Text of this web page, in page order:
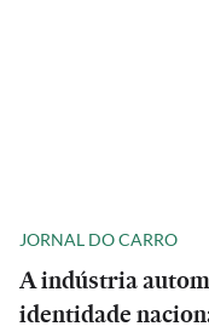
JORNAL DO CARRO
A indústria
identidade